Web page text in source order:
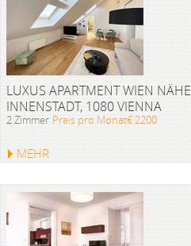
LUXUS APARTMENT WIEN NÄHE
INNENSTADT, 1080 VIENNA
2 Zimmer Preis pro Monat€ 2200
MEHR